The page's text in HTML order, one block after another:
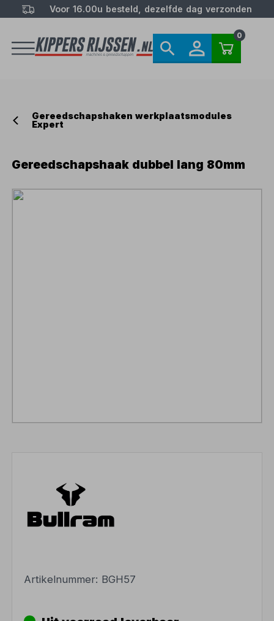
Voor 16.00u besteld, dezelfde dag verzonden
0
Gereedschapshaken werkplaatsmodules
Expert
Gereedschapshaak dubbel lang 80mm
Artikelnummer: BGH57